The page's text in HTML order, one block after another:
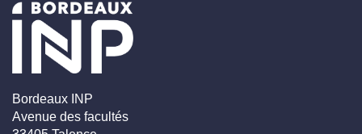
Bordeaux INP
Avenue des facultés